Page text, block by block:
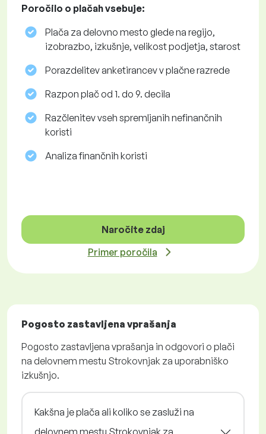
Poročilo o plačah vsebuje:
Plača za delovno mesto glede na regijo,
izobrazbo, izkušnje, velikost podjetja, starost
Porazdelitev anketirancev v plačne razrede
Razpon plač od 1. do 9. decila
Razčlenitev vseh spremljanih nefinančnih
koristi
Analiza finančnih koristi
Naročite zdaj
Primer poročila
Pogosto zastavljena vprašanja
Pogosto zastavljena vprašanja in odgovori o plači
na delovnem mestu Strokovnjak za uporabniško
izkušnjo.
Kakšna je plača ali koliko se zasluži na